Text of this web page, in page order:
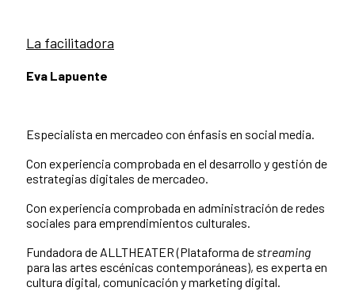
La facilitadora
Eva Lapuente
Especialista en mercadeo con énfasis en social media.
Con experiencia comprobada en el desarrollo y gestión de
estrategias digitales de mercadeo.
Con experiencia comprobada en administración de redes
sociales para emprendimientos culturales.
Fundadora de ALLTHEATER (Plataforma destreaming
para las artes escénicas contemporáneas), es experta en
cultura digital, comunicación y marketing digital.